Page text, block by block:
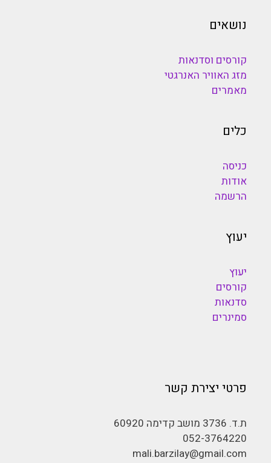
נושאים
קורסים וסדנאות
מזג האוויר האנרגטי
מאמרים
כלים
כניסה
אודות
הרשמה
יעוץ
יעוץ
קורסים
סדנאות
סמינרים
פרטי יצירת קשר
ת.ד. 3736 מושב קדימה 60920
052-3764220
mali.barzilay@gmail.com